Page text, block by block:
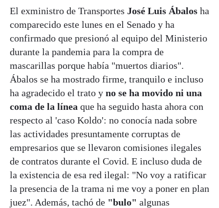
El exministro de Transportes José Luis Ábalos ha
comparecido este lunes en el Senado y ha
confirmado que presionó al equipo del Ministerio
durante la pandemia para la compra de
mascarillas porque había "muertos diarios".
Ábalos se ha mostrado firme, tranquilo e incluso
ha agradecido el trato y no se ha movido ni una
coma de la línea que ha seguido hasta ahora con
respecto al 'caso Koldo': no conocía nada sobre
las actividades presuntamente corruptas de
empresarios que se llevaron comisiones ilegales
de contratos durante el Covid. E incluso duda de
la existencia de esa red ilegal: "No voy a ratificar
la presencia de la trama ni me voy a poner en plan
juez". Además, tachó de "bulo" algunas